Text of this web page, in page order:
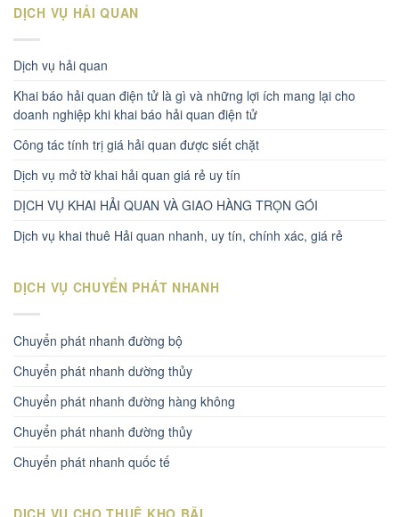
DỊCH VỤ HẢI QUAN
Dịch vụ hải quan
Khai báo hải quan điện tử là gì và những lợi ích mang lại cho
doanh nghiệp khi khai báo hải quan điện tử
Công tác tính trị giá hải quan được siết chặt
Dịch vụ mở tờ khai hải quan giá rẻ uy tín
DỊCH VỤ KHAI HẢI QUAN VÀ GIAO HÀNG TRỌN GÓI
Dịch vụ khai thuê Hải quan nhanh, uy tín, chính xác, giá rẻ
DỊCH VỤ CHUYỂN PHÁT NHANH
Chuyển phát nhanh đường bộ
Chuyển phát nhanh dường thủy
Chuyển phát nhanh đường hàng không
Chuyển phát nhanh đường thủy
Chuyển phát nhanh quốc tế